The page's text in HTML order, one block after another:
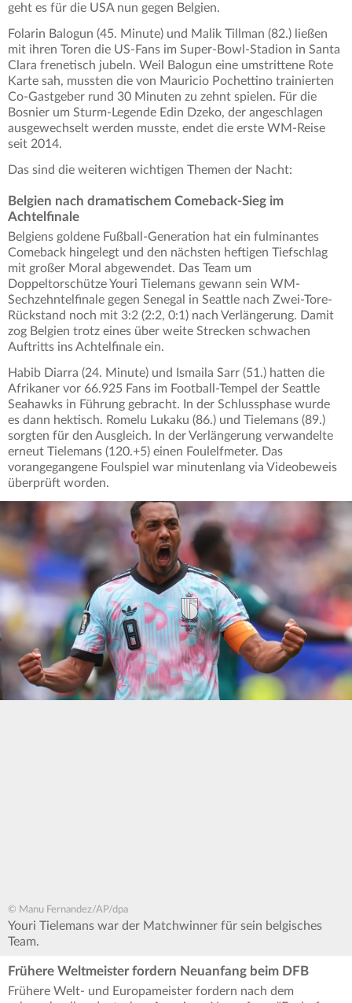
geht es für die USA nun gegen Belgien.
Folarin Balogun (45. Minute) und Malik Tillman (82.) ließen
mit ihren Toren die US-Fans im Super-Bowl-Stadion in Santa
Clara frenetisch jubeln. Weil Balogun eine umstrittene Rote
Karte sah, mussten die von Mauricio Pochettino trainierten
Co-Gastgeber rund 30 Minuten zu zehnt spielen. Für die
Bosnier um Sturm-Legende Edin Dzeko, der angeschlagen
ausgewechselt werden musste, endet die erste WM-Reise
seit 2014.
Das sind die weiteren wichtigen Themen der Nacht:
Belgien nach dramatischem Comeback-Sieg im
Achtelfinale
Belgiens goldene Fußball-Generation hat ein fulminantes
Comeback hingelegt und den nächsten heftigen Tiefschlag
mit großer Moral abgewendet. Das Team um
Doppeltorschütze Youri Tielemans gewann sein WM-
Sechzehntelfinale gegen Senegal in Seattle nach Zwei-Tore-
Rückstand noch mit 3:2 (2:2, 0:1) nach Verlängerung. Damit
zog Belgien trotz eines über weite Strecken schwachen
Auftritts ins Achtelfinale ein.
Habib Diarra (24. Minute) und Ismaila Sarr (51.) hatten die
Afrikaner vor 66.925 Fans im Football-Tempel der Seattle
Seahawks in Führung gebracht. In der Schlussphase wurde
es dann hektisch. Romelu Lukaku (86.) und Tielemans (89.)
sorgten für den Ausgleich. In der Verlängerung verwandelte
erneut Tielemans (120.+5) einen Foulelfmeter. Das
vorangegangene Foulspiel war minutenlang via Videobeweis
überprüft worden.
© Manu Fernandez/AP/dpa
Youri Tielemans war der Matchwinner für sein belgisches
Team.
Frühere Weltmeister fordern Neuanfang beim DFB
Frühere Welt- und Europameister fordern nach dem